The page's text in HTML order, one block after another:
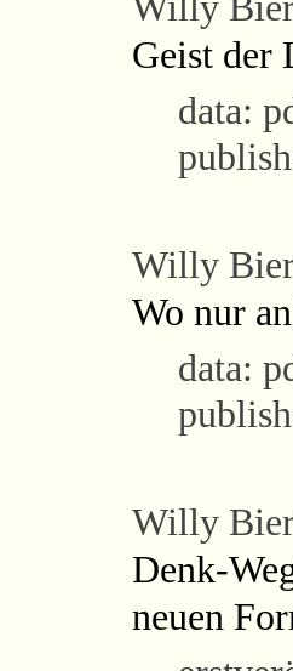
Geist der
data:
Willy
Wo nur
data:
Willy
Denk-
neuen